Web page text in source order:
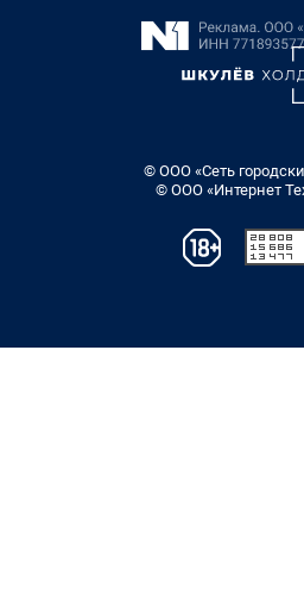
© ООО «Сеть
© ООО «Интернет